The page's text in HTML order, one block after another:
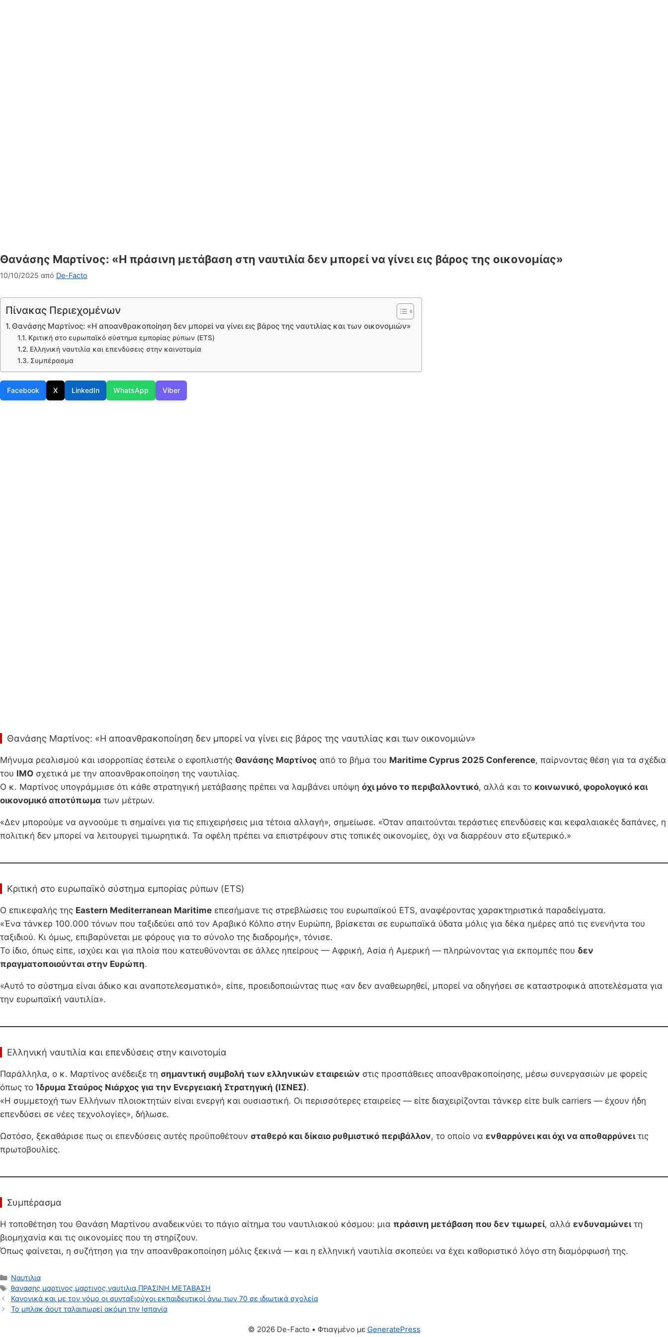
Θανάσης Μαρτίνος: «Η πράσινη μετάβαση στη ναυτιλία δεν μπορεί να γίνει εις βάρος της οικονομίας»
10/10/2025 από De-Facto
Πίνακας Περιεχομένων
Θανάσης Μαρτίνος: «Η αποανθρακοποίηση δεν μπορεί να γίνει εις βάρος της ναυτιλίας και των οικονομιών»
Κριτική στο ευρωπαϊκό σύστημα εμπορίας ρύπων (ETS)
Ελληνική ναυτιλία και επενδύσεις στην καινοτομία
Συμπέρασμα
Facebook X LinkedIn WhatsApp Viber
Θανάσης Μαρτίνος: «Η αποανθρακοποίηση δεν μπορεί να γίνει εις βάρος της ναυτιλίας και των οικονομιών»
Μήνυμα ρεαλισμού και ισορροπίας έστειλε ο εφοπλιστής Θανάσης Μαρτίνος από το βήμα του Maritime Cyprus 2025 Conference, παίρνοντας θέση για τα σχέδια
του IMO σχετικά με την αποανθρακοποίηση της ναυτιλίας.
Ο κ. Μαρτίνος υπογράμμισε ότι κάθε στρατηγική μετάβασης πρέπει να λαμβάνει υπόψη όχι μόνο το περιβαλλοντικό, αλλά και το κοινωνικό, φορολογικό και
οικονομικό αποτύπωμα των μέτρων.
«Δεν μπορούμε να αγνοούμε τι σημαίνει για τις επιχειρήσεις μια τέτοια αλλαγή», σημείωσε. «Όταν απαιτούνται τεράστιες επενδύσεις και κεφαλαιακές δαπάνες, η
πολιτική δεν μπορεί να λειτουργεί τιμωρητικά. Τα οφέλη πρέπει να επιστρέφουν στις τοπικές οικονομίες, όχι να διαρρέουν στο εξωτερικό.»
Κριτική στο ευρωπαϊκό σύστημα εμπορίας ρύπων (ETS)
Ο επικεφαλής της Eastern Mediterranean Maritime επεσήμανε τις στρεβλώσεις του ευρωπαϊκού ETS, αναφέροντας χαρακτηριστικά παραδείγματα.
«Ένα τάνκερ 100.000 τόνων που ταξιδεύει από τον Αραβικό Κόλπο στην Ευρώπη, βρίσκεται σε ευρωπαϊκά ύδατα μόλις για δέκα ημέρες από τις ενενήντα του
ταξιδιού. Κι όμως, επιβαρύνεται με φόρους για το σύνολο της διαδρομής», τόνισε.
Το ίδιο, όπως είπε, ισχύει και για πλοία που κατευθύνονται σε άλλες ηπείρους — Αφρική, Ασία ή Αμερική — πληρώνοντας για εκπομπές που δεν
πραγματοποιούνται στην Ευρώπη.
«Αυτό το σύστημα είναι άδικο και αναποτελεσματικό», είπε, προειδοποιώντας πως «αν δεν αναθεωρηθεί, μπορεί να οδηγήσει σε καταστροφικά αποτελέσματα για
την ευρωπαϊκή ναυτιλία».
Ελληνική ναυτιλία και επενδύσεις στην καινοτομία
Παράλληλα, ο κ. Μαρτίνος ανέδειξε τη σημαντική συμβολή των ελληνικών εταιρειών στις προσπάθειες αποανθρακοποίησης, μέσω συνεργασιών με φορείς
όπως το Ίδρυμα Σταύρος Νιάρχος για την Ενεργειακή Στρατηγική (ΙΣΝΕΣ).
«Η συμμετοχή των Ελλήνων πλοιοκτητών είναι ενεργή και ουσιαστική. Οι περισσότερες εταιρείες — είτε διαχειρίζονται τάνκερ είτε bulk carriers — έχουν ήδη
επενδύσει σε νέες τεχνολογίες», δήλωσε.
Ωστόσο, ξεκαθάρισε πως οι επενδύσεις αυτές προϋποθέτουν σταθερό και δίκαιο ρυθμιστικό περιβάλλον, το οποίο να ενθαρρύνει και όχι να αποθαρρύνειτις
πρωτοβουλίες.
Συμπέρασμα
Η τοποθέτηση του Θανάση Μαρτίνου αναδεικνύει το πάγιο αίτημα του ναυτιλιακού κόσμου: μια πράσινη μετάβαση που δεν τιμωρεί, αλλά ενδυναμώνειτη
βιομηχανία και τις οικονομίες που τη στηρίζουν.
Όπως φαίνεται, η συζήτηση για την αποανθρακοποίηση μόλις ξεκινά — και η ελληνική ναυτιλία σκοπεύει να έχει καθοριστικό λόγο στη διαμόρφωσή της.
Κατηγορίες
Ναυτιλια
Ετικέτες
θανασης μαρτινος,μαρτινος,ναυτιλια,ΠΡΑΣΙΝΗ ΜΕΤΑΒΑΣΗ
Κανονικά και με τον νόμο οι συνταξιούχοι εκπαιδευτικοί άνω των 70 σε ιδιωτικά σχολεία
Το μπλακ άουτ ταλαιπωρεί ακόμη την Ισπανία
© 2026 De-Facto • Φτιαγμένο με GeneratePress